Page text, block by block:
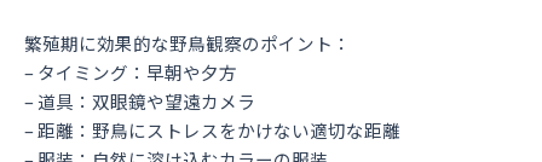
繁殖期に効果的な野鳥観察のポイント：
– タイミング：早朝や夕方
– 道具：双眼鏡や望遠カメラ
– 距離：野鳥にストレスをかけない適切な距離